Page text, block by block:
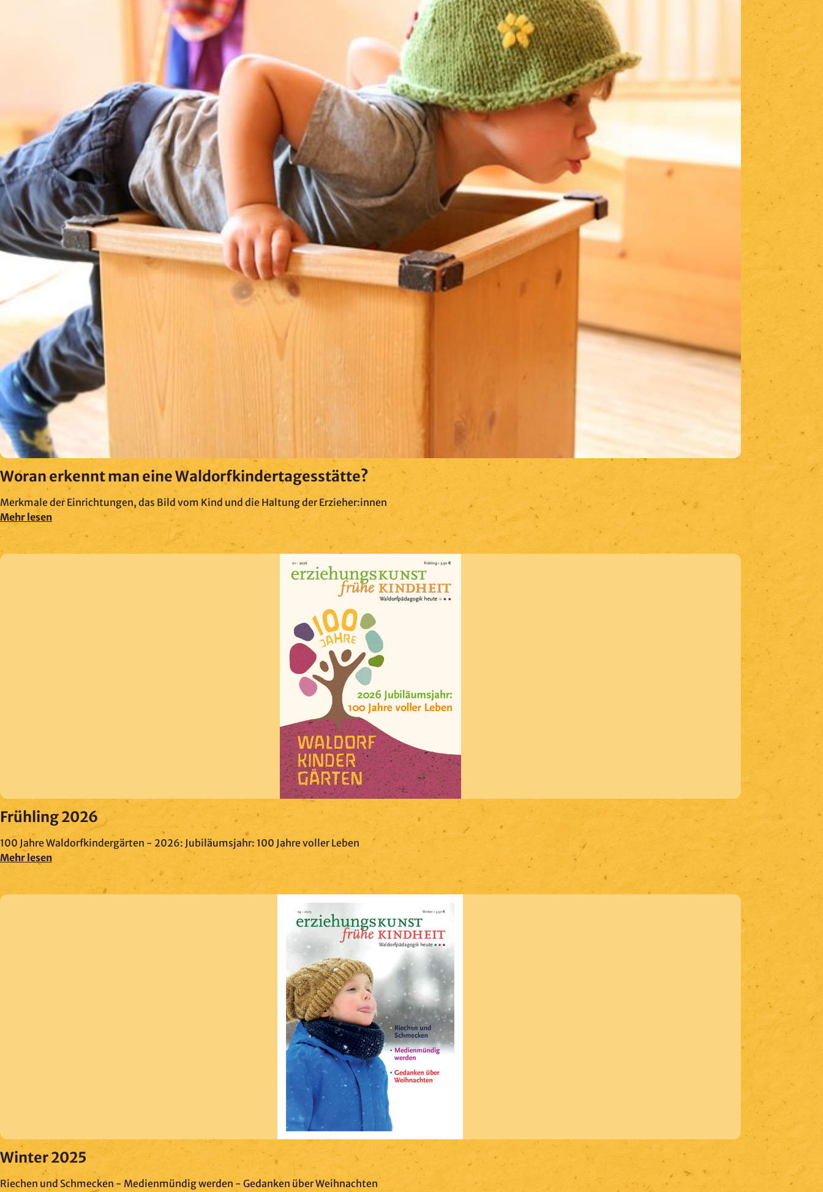
Woran erkennt man eine Waldorfkindertagesstätte?
Merkmale der Einrichtungen, das Bild vom Kind und die Haltung der Erzieher:innen
Mehr lesen
Frühling 2026
100 Jahre Waldorfkindergärten - 2026: Jubiläumsjahr: 100 Jahre voller Leben
Mehr lesen
Winter 2025
Riechen und Schmecken - Medienmündig werden - Gedanken über Weihnachten
Waldorfkindergärten e. V.
Zweck:
Reichweitenmessung, technische
Optimierung
Cookie
Laufzeit:
180 Tage
Hosting: DomainFactory GmbH,
Deutschland
Rechtsgrundlage: Art. 6 Abs. 1 lit. f
DSGVO
IP-Anonymisierung: aktiviert
Anbieter:
Mailjet GmbH
Zweck:
Anmeldung und Versand von
Newslettern